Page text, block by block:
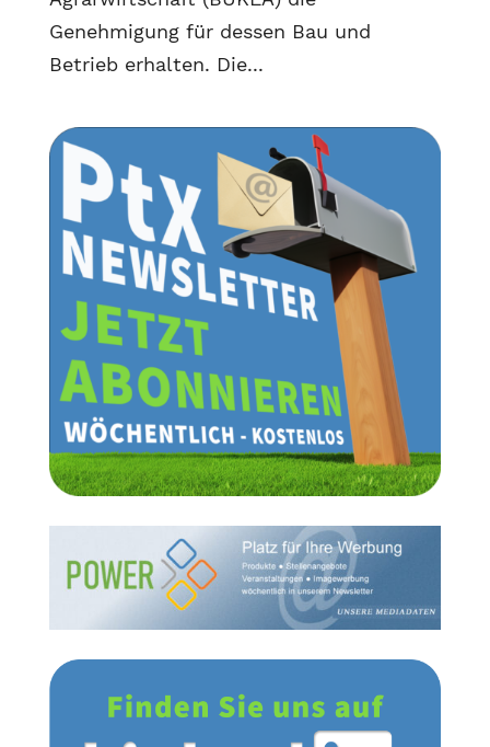
Genehmigung für dessen Bau und
Betrieb erhalten. Die...